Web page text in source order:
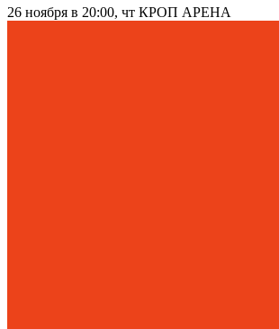
26 ноября в 20:00, чт КРОП АРЕНА